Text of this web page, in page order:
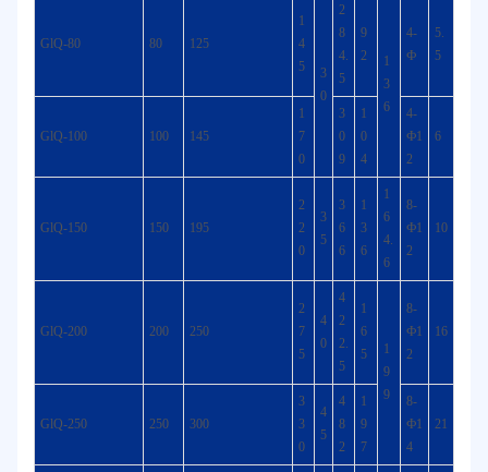
GlQ-80 80 125
1
4
5
3
0
2
8
4.
5
9
2
1
3
6
4-
Ф
5.
5
GlQ-100 100 145
1
7
0
3
0
9
1
0
4
4-
Ф1
2
6
GlQ-150 150 195
2
2
0
3
5
3
6
6
1
3
6
1
6
4.
6
8-
Ф1
2
10
GlQ-200 200 250
2
7
5
4
0
4
2
2.
5
1
6
5
1
9
9
8-
Ф1
2
16
GlQ-250 250 300
3
3
0
4
5
4
8
2
1
9
7
8-
Ф1
4
21